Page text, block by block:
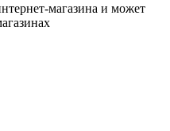
магазина и может